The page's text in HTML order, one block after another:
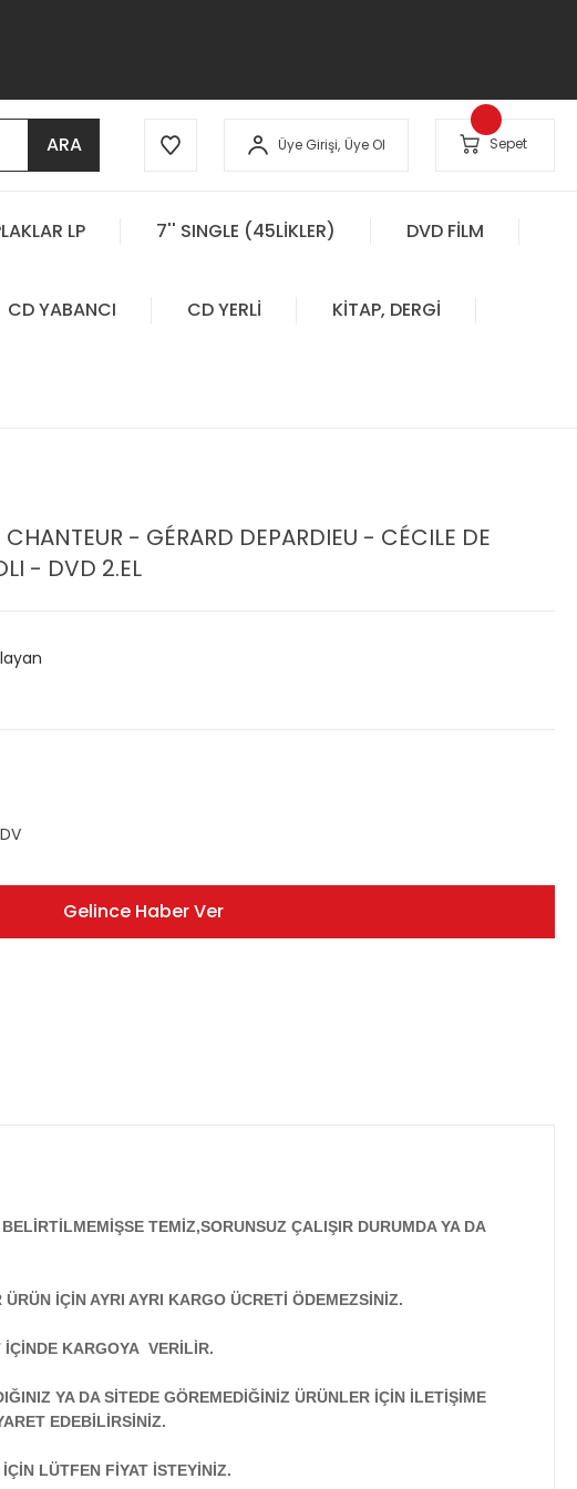
ARA Üye Girişi, Üye Ol Sepet
LP 7'' SINGLE (45LİKLER) DVD FİLM
CD YABANCI CD YERLİ KİTAP, DERGİ
- GÉRARD DEPARDIEU - CÉCILE DE
- DVD 2.EL
Gelince Haber Ver
TEMİZ,SORUNSUZ ÇALIŞIR DURUMDA YA DA
İÇİN AYRI AYRI KARGO ÜCRETİ ÖDEMEZSİNİZ.
KARGOYA VERİLİR.
YA DA SİTEDE GÖREMEDİĞİNİZ ÜRÜNLER İÇİN İLETİŞİME
EDEBİLİRSİNİZ.
LÜTFEN FİYAT İSTEYİNİZ.